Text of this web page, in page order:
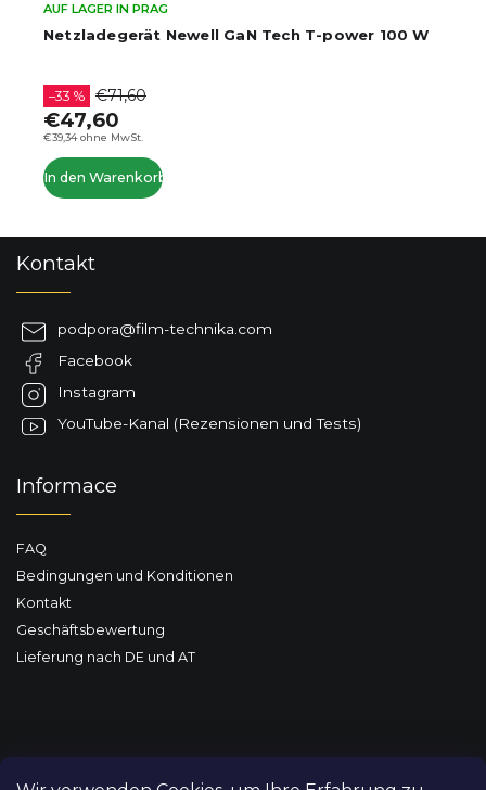
Netzladegerät Newell GaN Tech T-power 100 W
AUF LAGER IN PRAG
€39,34 ohne MwSt.
–33 % €71,60
€47,60
In den Warenkorb
Kontakt
podpora@film-technika.com
Facebook
Instagram
YouTube-Kanal (Rezensionen und Tests)
Informace
FAQ
Bedingungen und Konditionen
Kontakt
Geschäftsbewertung
Lieferung nach DE und AT